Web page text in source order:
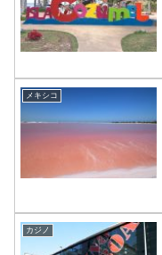
メキシコ
カジノ